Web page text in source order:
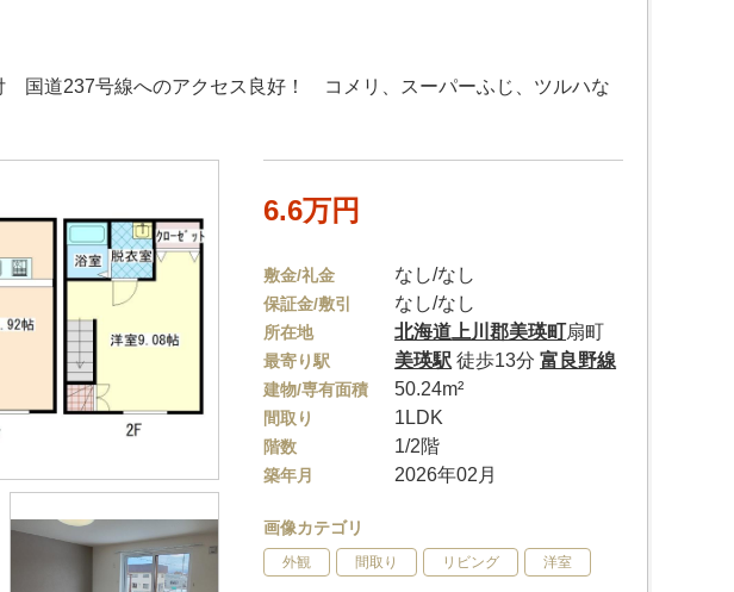
国道237号線へのアクセス良好！ コメリ、スーパーふじ、ツルハな
6.6万円
敷金/礼金 なし/なし
保証金/敷引 なし/なし
所在地 北海道 上川郡美瑛町扇町
最寄り駅 美瑛駅 徒歩13分富良野線
建物/専有面積 50.24m²
間取り 1LDK
階数 1/2階
築年月 2026年02月
画像カテゴリ
外観 間取り リビング 洋室